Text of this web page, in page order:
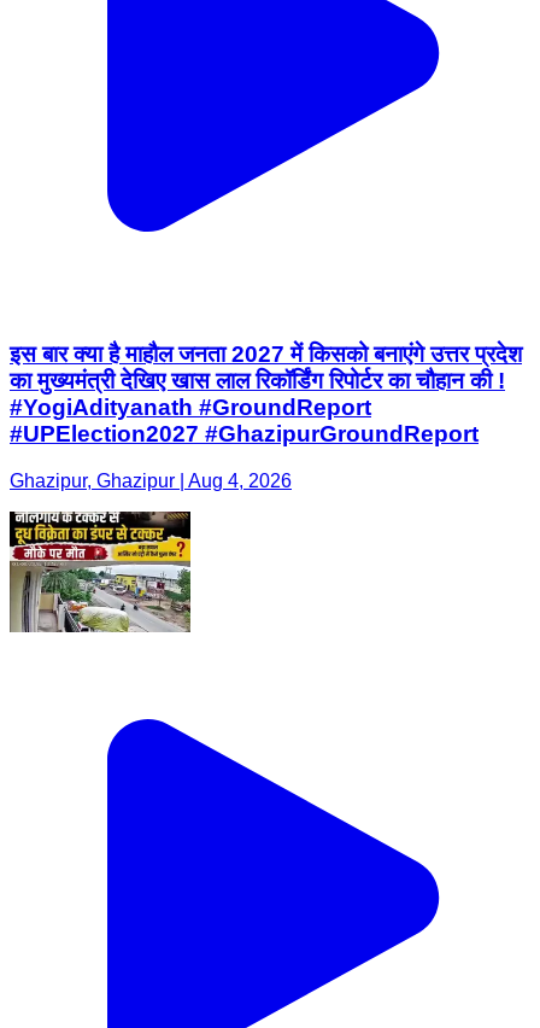
इस बार क्या है माहौल जनता 2027 में किसको बनाएंगे उत्तर प्रदेश
का मुख्यमंत्री देखिए खास लाल रिकॉर्डिंग रिपोर्टर का चौहान की !
#YogiAdityanath #GroundReport
#UPElection2027 #GhazipurGroundReport
Ghazipur, Ghazipur | Aug 4, 2026